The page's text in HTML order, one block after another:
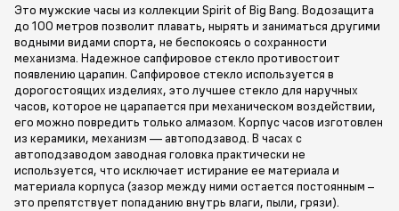
Это мужские часы из коллекции Spirit of Big Bang. Водозащита
до 100 метров позволит плавать, нырять и заниматься другими
водными видами спорта, не беспокоясь о сохранности
механизма. Надежное сапфировое стекло противостоит
появлению царапин. Сапфировое стекло используется в
дорогостоящих изделиях, это лучшее стекло для наручных
часов, которое не царапается при механическом воздействии,
его можно повредить только алмазом. Корпус часов изготовлен
из керамики, механизм — автоподзавод. В часах с
автоподзаводом заводная головка практически не
используется, что исключает истирание ее материала и
материала корпуса (зазор между ними остается постоянным –
это препятствует попаданию внутрь влаги, пыли, грязи).